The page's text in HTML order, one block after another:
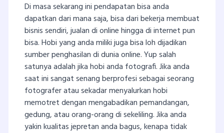
Di masa sekarang ini pendapatan bisa anda
dapatkan dari mana saja, bisa dari bekerja membuat
bisnis sendiri, jualan di online hingga di internet pun
bisa. Hobi yang anda miliki juga bisa loh dijadikan
sumber penghasilan di dunia online. Yup salah
satunya adalah jika hobi anda fotografi. Jika anda
saat ini sangat senang berprofesi sebagai seorang
fotografer atau sekadar menyalurkan hobi
memotret dengan mengabadikan pemandangan,
gedung, atau orang-orang di sekeliling. Jika anda
yakin kualitas jepretan anda bagus, kenapa tidak